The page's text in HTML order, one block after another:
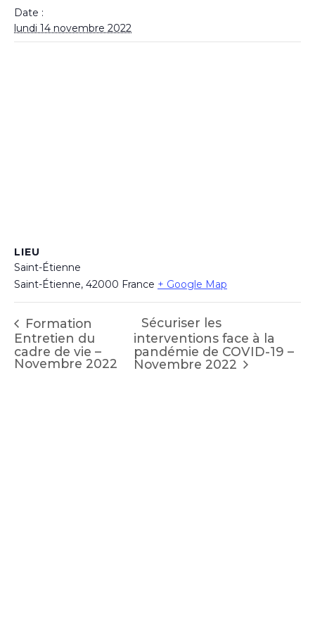
Date :
lundi 14 novembre 2022
LIEU
Saint-Étienne
Saint-Étienne, 42000 France + Google Map
Formation
Entretien du
cadre de vie –
Novembre 2022
Sécuriser les
interventions face à la
pandémie de COVID-19 –
Novembre 2022